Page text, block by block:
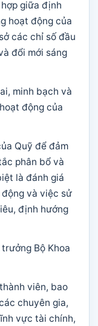
giữa định
hoạt động của
các chỉ số đầu
đổi mới sáng
minh bạch và
động của
Quỹ để đảm
phân bổ và
là đánh giá
và việc sử
định hướng
Bộ Khoa
viên, bao
chuyên gia,
vực tài chính,